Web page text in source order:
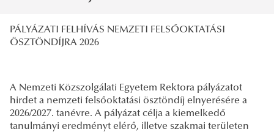
PÁLYÁZATI FELHÍVÁS NEMZETI FELSŐOKTATÁSI
ÖSZTÖNDÍJRA 2026
A Nemzeti Közszolgálati Egyetem Rektora pályázatot
hirdet a nemzeti felsőoktatási ösztöndíj elnyerésére a
2026/2027. tanévre. A pályázat célja a kiemelkedő
tanulmányi eredményt elérő, illetve szakmai területen